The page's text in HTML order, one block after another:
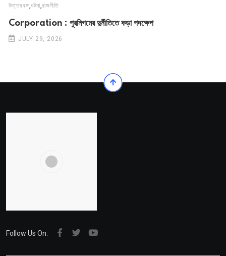
উত্তরবঙ্গ,ঘটনা,রাজনীতি
Corporation : পুরনিগমের দুর্নীতিতে কড়া পদক্ষেপ
JULY 29, 2026
Follow Us On: